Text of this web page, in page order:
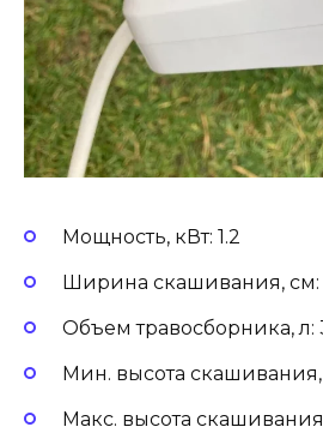
Мощность, кВт: 1.2
Ширина скашивания, см:
Объем травосборника, л:
Мин. высота
Макс. высота